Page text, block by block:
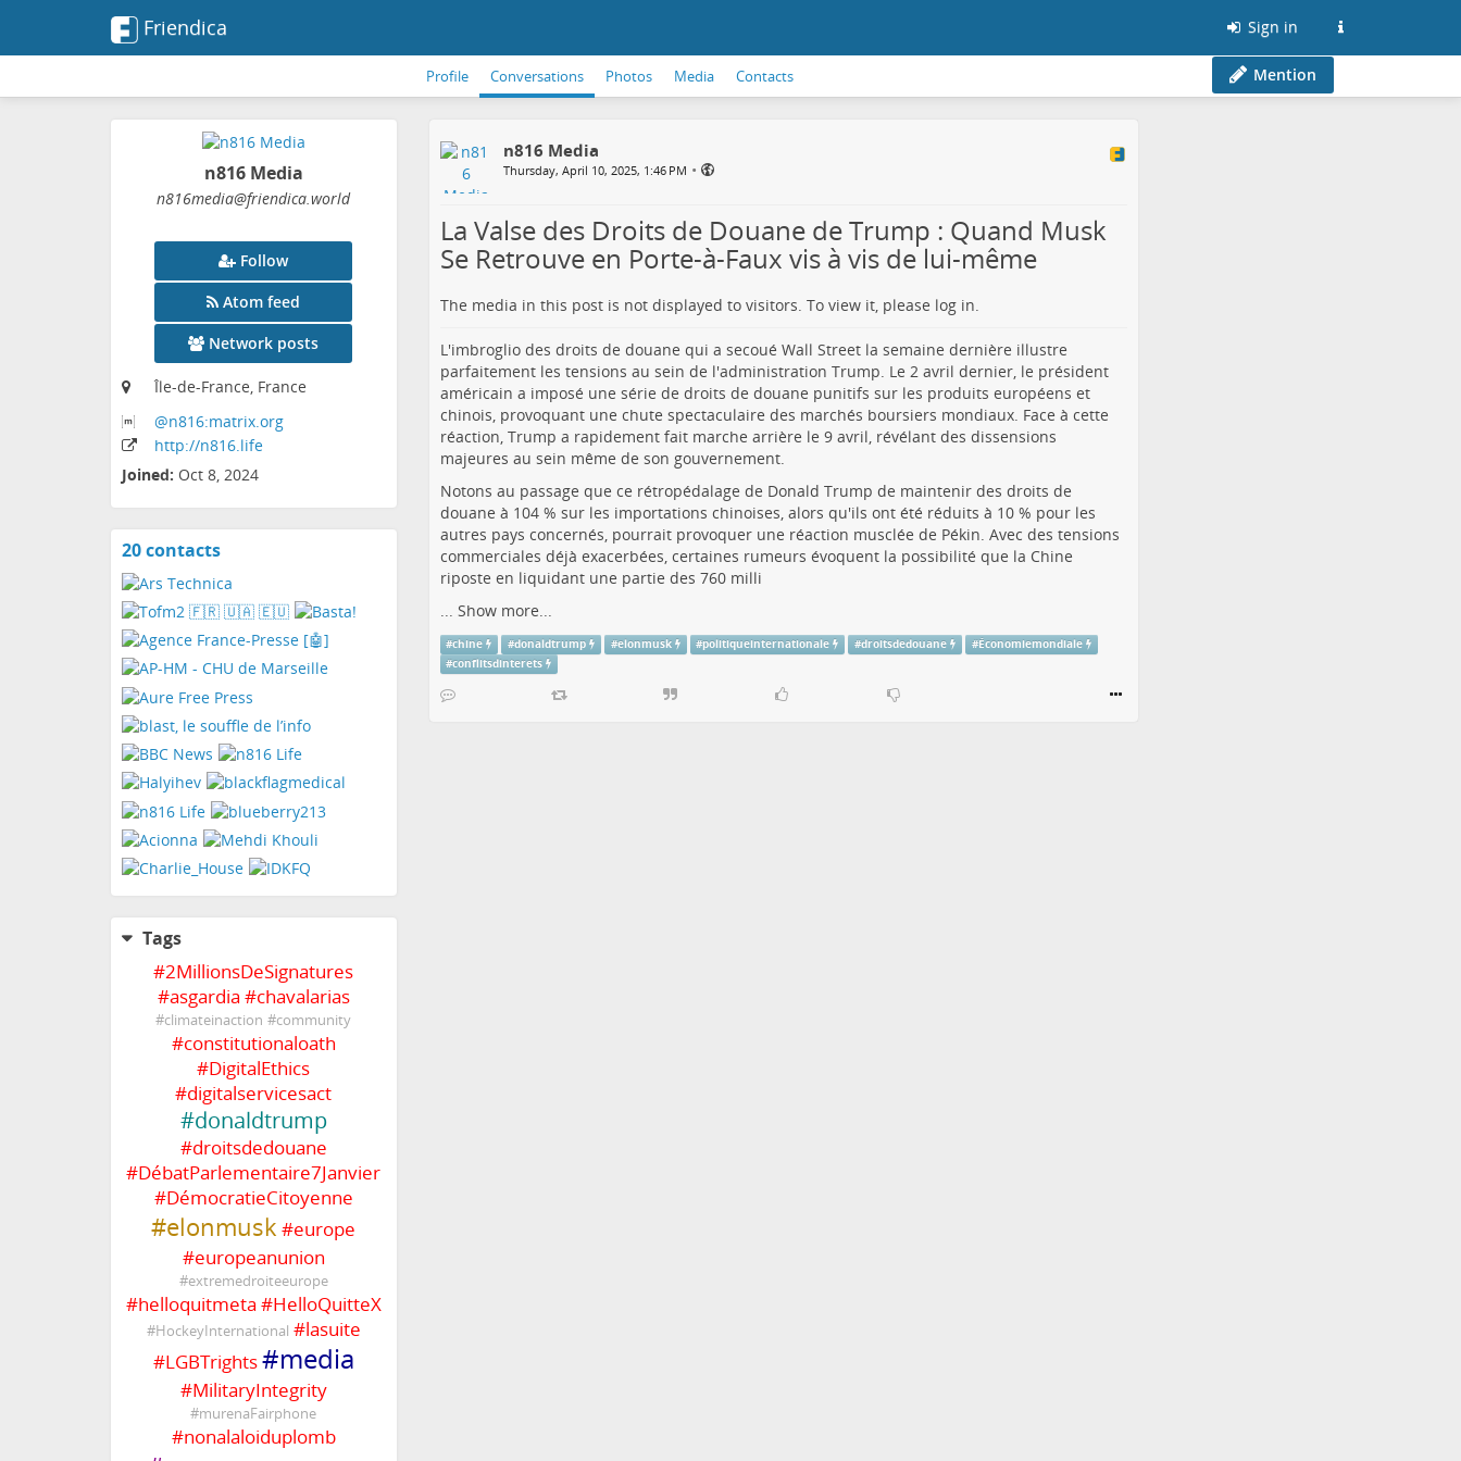
Friendica Sign in
Profile Conversations Photos Media Contacts Mention
n816 Media
n816media@friendica.world
Follow
Atom feed
Network posts
Île-de-France, France
@n816:matrix.org
http://n816.life
Joined: Oct 8, 2024
20 contactsView
Tags
#2MillionsDeSignatures
#asgardia #chavalarias
#climateinaction #community
#constitutionaloath
#DigitalEthics
#digitalservicesact
#donaldtrump
#droitsdedouane
#DébatParlementaire7Janvier
#DémocratieCitoyenne
#elonmusk #europe
#europeanunion
#extremedroiteeurope
#helloquitmeta #HelloQuitteX
#HockeyInternational #lasuite
#LGBTrights#media
#MilitaryIntegrity
#murenaFairphone
#nonalaloiduplomb
n816 Media
Thursday, April 10, 2025, 1:46 PM •
La Valse des Droits de Douane de Trump : Quand Musk
Se Retrouve en Porte-à-Faux vis à vis de lui-même
The media in this post is not displayed to visitors. To view it, please log in.
L'imbroglio des droits de douane qui a secoué Wall Street la semaine dernière illustre
parfaitement les tensions au sein de l'administration Trump. Le 2 avril dernier, le président
américain a imposé une série de droits de douane punitifs sur les produits européens et
chinois, provoquant une chute spectaculaire des marchés boursiers mondiaux. Face à cette
réaction, Trump a rapidement fait marche arrière le 9 avril, révélant des dissensions
majeures au sein même de son gouvernement.
Notons au passage que ce rétropédalage de Donald Trump de maintenir des droits de
douane à 104 % sur les importations chinoises, alors qu'ils ont été réduits à 10 % pour les
autres pays concernés, pourrait provoquer une réaction musclée de Pékin. Avec des tensions
commerciales déjà exacerbées, certaines rumeurs évoquent la possibilité que la Chine
riposte en liquidant une partie des 760 milli
... Show more...
#chine #donaldtrump #elonmusk #politiqueinternationale #droitsdedouane #Économiemondiale
#conflitsdinterets